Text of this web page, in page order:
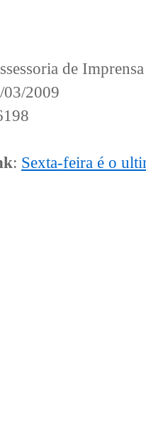
de Imprensa
03/2009
: Sexta-feira é o